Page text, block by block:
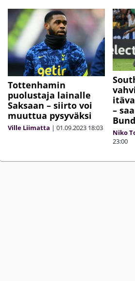
Tottenhamin
puolustaja lainalle
Saksaan – siirto voi
muuttua pysyväksi
Ville Liimatta | 01.09.2023 18:03
–
Niko
23:00